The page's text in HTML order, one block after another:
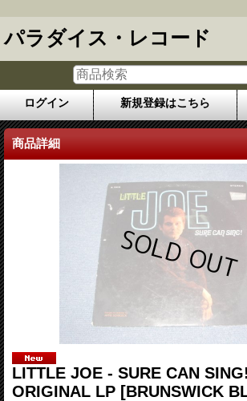
パラダイス・レコード
ログイン 新規登録はこちら
商品詳細
LITTLE JOE - SURE CAN
ORIGINAL LP [BRUNSWICK